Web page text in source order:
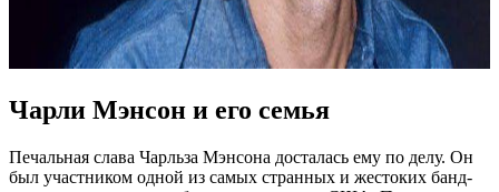
Чарли Мэнсон и его семья
Печальная слава Чарльза Мэнсона досталась ему по делу. Он
был участником одной из самых странных и жестоких банд-